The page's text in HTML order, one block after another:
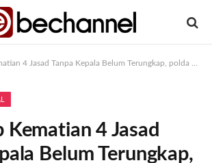
4 Jasad Tanpa Kepala Belum Terungkap, polda sebar hotline pengaduan
Kematian 4 Jasad
Belum Terungkap,